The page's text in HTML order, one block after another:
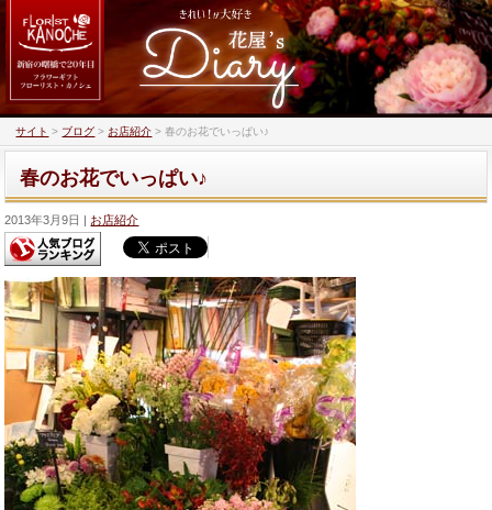
サイト > ブログ >お店紹介 >春のお花でいっぱい♪
春のお花でいっぱい♪
2013年3月9日 お店紹介